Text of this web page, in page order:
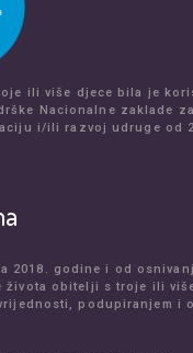
ili više djece bila je
Nacionalne zaklade
i/ili razvoj udruge od
2018. godine i od
života obitelji s troje ili
podupiranjem i